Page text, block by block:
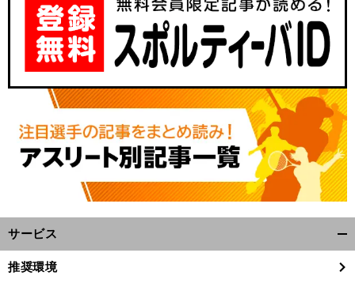
サービス
閉
推奨環境